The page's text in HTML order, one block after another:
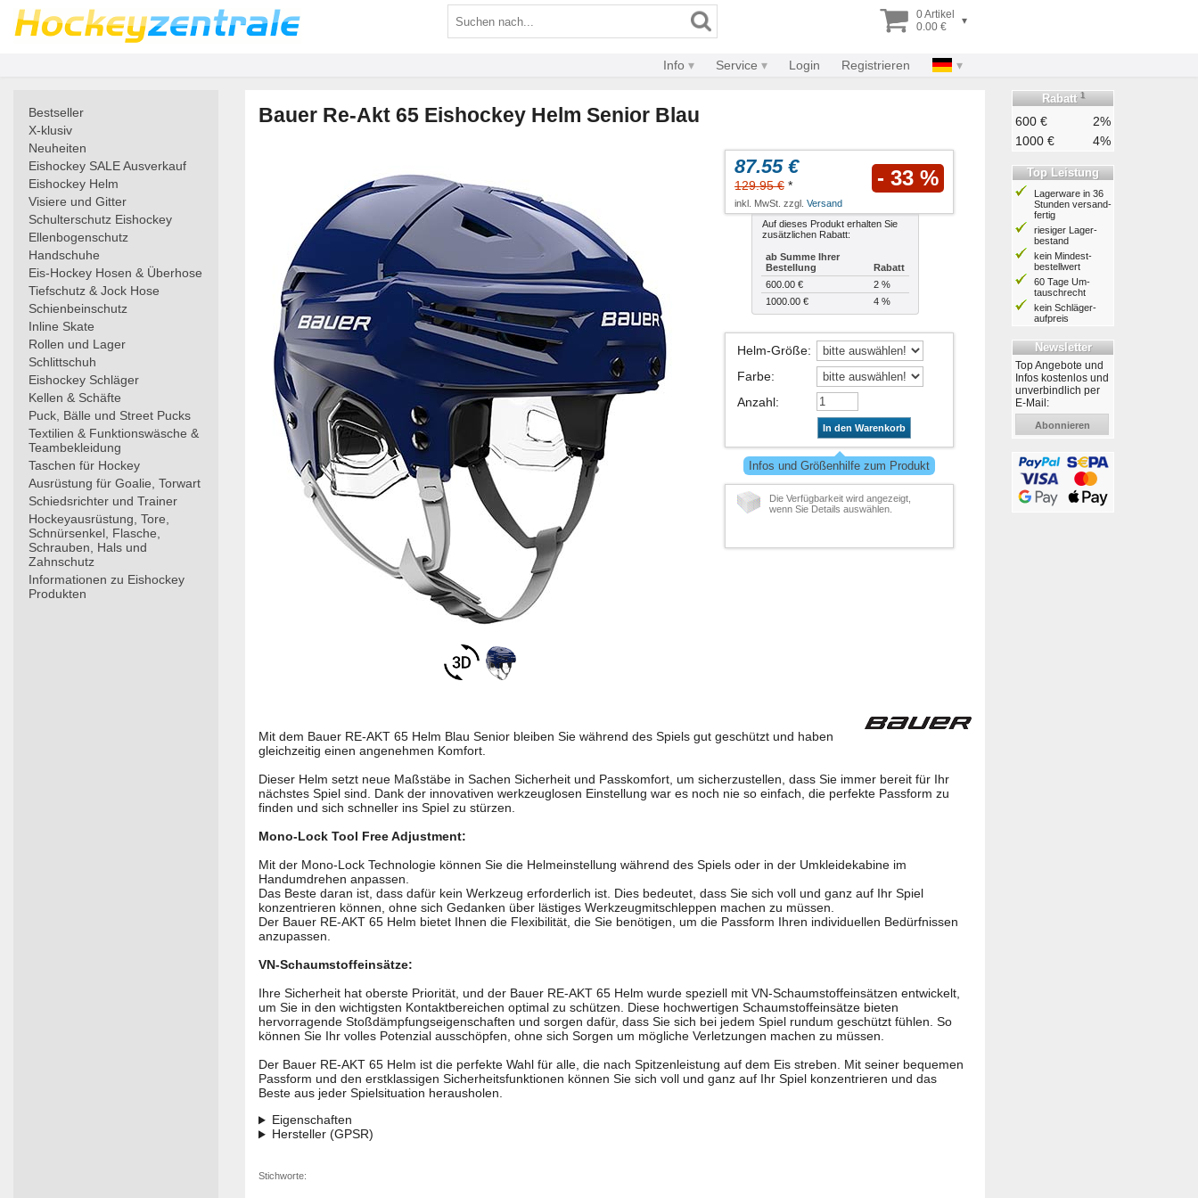
0 Artikel
0.00 €
▾
Info Service Login Registrieren
Bestseller
X-klusiv
Neuheiten
Eishockey SALE Ausverkauf
Eishockey Helm
Visiere und Gitter
Schulterschutz Eishockey
Ellenbogenschutz
Handschuhe
Eis-Hockey Hosen & Überhose
Tiefschutz & Jock Hose
Schienbeinschutz
Inline Skate
Rollen und Lager
Schlittschuh
Eishockey Schläger
Kellen & Schäfte
Puck, Bälle und Street Pucks
Textilien & Funktionswäsche &
Teambekleidung
Taschen für Hockey
Ausrüstung für Goalie, Torwart
Schiedsrichter und Trainer
Hockeyausrüstung, Tore,
Schnürsenkel, Flasche,
Schrauben, Hals und
Zahnschutz
Informationen zu Eishockey
Produkten
Bauer Re-Akt 65 Eishockey Helm Senior Blau
87.55 €
129.95 € * - 33 %
inkl. MwSt. zzgl. Versand
Auf dieses Produkt erhalten Sie
zusätzlichen Rabatt:
ab Summe Ihrer
Bestellung
Rabatt
600.00 €
2 %
1000.00 €
4 %
Helm-Größe:
Farbe:
Anzahl:
In den Warenkorb
Infos und Größenhilfe zum Produkt
Die Verfügbarkeit wird angezeigt,
wenn Sie Details auswählen.
Mit dem Bauer RE-AKT 65 Helm Blau Senior bleiben Sie während des Spiels gut geschützt und haben
gleichzeitig einen angenehmen Komfort.
Dieser Helm setzt neue Maßstäbe in Sachen Sicherheit und Passkomfort, um sicherzustellen, dass Sie immer bereit für Ihr
nächstes Spiel sind. Dank der innovativen werkzeuglosen Einstellung war es noch nie so einfach, die perfekte Passform zu
finden und sich schneller ins Spiel zu stürzen.
Mono-Lock Tool Free Adjustment:
Mit der Mono-Lock Technologie können Sie die Helmeinstellung während des Spiels oder in der Umkleidekabine im
Handumdrehen anpassen.
Das Beste daran ist, dass dafür kein Werkzeug erforderlich ist. Dies bedeutet, dass Sie sich voll und ganz auf Ihr Spiel
konzentrieren können, ohne sich Gedanken über lästiges Werkzeugmitschleppen machen zu müssen.
Der Bauer RE-AKT 65 Helm bietet Ihnen die Flexibilität, die Sie benötigen, um die Passform Ihren individuellen Bedürfnissen
anzupassen.
VN-Schaumstoffeinsätze:
Ihre Sicherheit hat oberste Priorität, und der Bauer RE-AKT 65 Helm wurde speziell mit VN-Schaumstoffeinsätzen entwickelt,
um Sie in den wichtigsten Kontaktbereichen optimal zu schützen. Diese hochwertigen Schaumstoffeinsätze bieten
hervorragende Stoßdämpfungseigenschaften und sorgen dafür, dass Sie sich bei jedem Spiel rundum geschützt fühlen. So
können Sie Ihr volles Potenzial ausschöpfen, ohne sich Sorgen um mögliche Verletzungen machen zu müssen.
Der Bauer RE-AKT 65 Helm ist die perfekte Wahl für alle, die nach Spitzenleistung auf dem Eis streben. Mit seiner bequemen
Passform und den erstklassigen Sicherheitsfunktionen können Sie sich voll und ganz auf Ihr Spiel konzentrieren und das
Beste aus jeder Spielsituation herausholen.
Eigenschaften
Hersteller (GPSR)
Stichworte:
Rabatt 1
600 €
2%
1000 €
4%
Top Leistung
Lagerware in 36
Stunden ver­sand­
fertig
riesiger Lager­
bestand
kein Mindest­
bestell­wert
60 Tage Um­
tausch­recht
kein Schläger­
aufpreis
Newsletter
Top Angebote und
Infos kostenlos und
unverbindlich per
E-Mail:
Abonnieren